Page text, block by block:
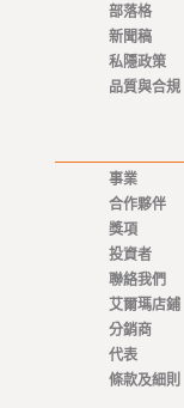
部落格
新聞稿
私隱政策
品質與合規
事業
合作夥伴
獎項
投資者
聯絡我們
艾爾瑪店鋪
分銷商
代表
條款及細則